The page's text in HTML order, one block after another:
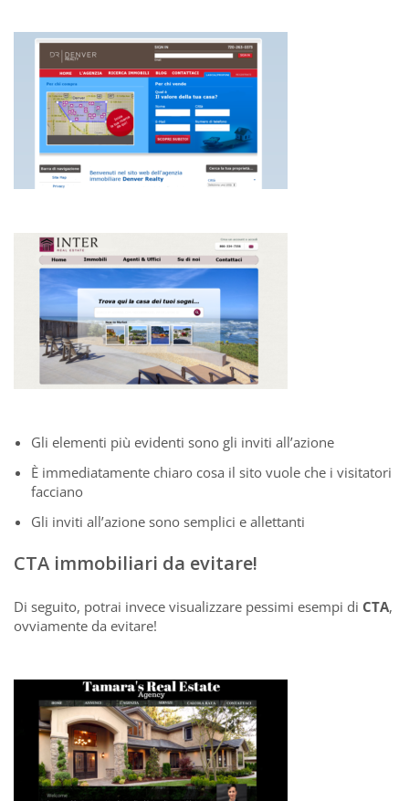
Gli elementi più evidenti sono gli inviti all’azione
È immediatamente chiaro cosa il sito vuole che i visitatori
facciano
Gli inviti all’azione sono semplici e allettanti
CTA immobiliari da evitare!
Di seguito, potrai invece visualizzare pessimi esempi di CTA,
ovviamente da evitare!